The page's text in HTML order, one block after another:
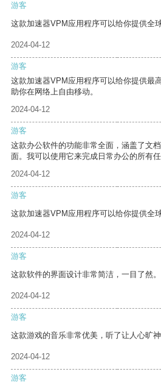
游客
这款加速器VPM应用程序可以给你提供全
2024-04-12
游客
这款加速器VPM应用程序可以给你提供最
助你在网络上自由移动。
2024-04-12
游客
这款办公软件的功能非常全面，涵盖了文
面。我可以使用它来完成日常办公的所有任
2024-04-12
游客
这款加速器VPM应用程序可以给你提供全
2024-04-12
游客
这款软件的界面设计非常简洁，一目了然。
2024-04-12
游客
这款游戏的音乐非常优美，听了让人心旷神
2024-04-12
游客